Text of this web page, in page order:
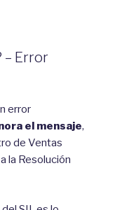
– Error
error
el mensaje,
de Ventas
la Resolución